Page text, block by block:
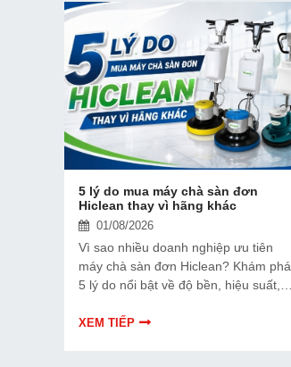
5 lý do mua máy chà sàn đơn
Hiclean thay vì hãng khác
01/08/2026
Vì sao nhiều doanh nghiệp ưu tiên
máy chà sàn đơn Hiclean? Khám phá
5 lý do nổi bật về độ bền, hiệu suất,
vượt trội so với nhiều thương hiệu
XEM TIẾP